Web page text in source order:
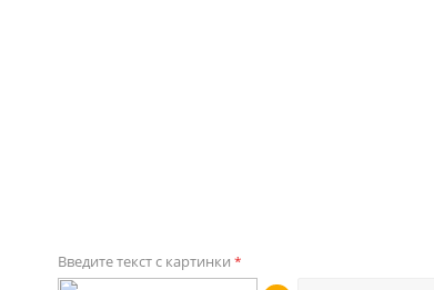
Введите текст с картинки *